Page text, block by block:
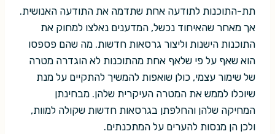
תת-התוכנות לתודעה אחת שתדמה את התודעה האנושית.
אך מאחר שהאיחוד נכשל, המדענים נאלצו למחוק את
התוכנות הישנות וליצור גרסאות חדשות. מה שהם פספסו
הוא שאף על פי שלאף אחת מהתוכנות לא הוגדרה מטרה
של שימור עצמי, כולן שואפות להמשיך להתקיים על מנת
שיוכלו לממש את המטרה העיקרית שלהן. מבחינתן
המחיקה שלהן והחלפתן בגרסאות חדשות שקולה למוות,
ולכן הן מנסות להערים על המתכנתים.